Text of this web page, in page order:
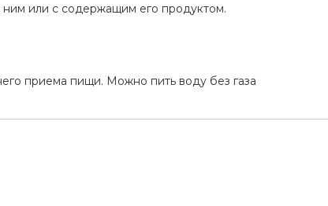
ним или с содержащим его продуктом.
приема пищи. Можно пить воду без газа